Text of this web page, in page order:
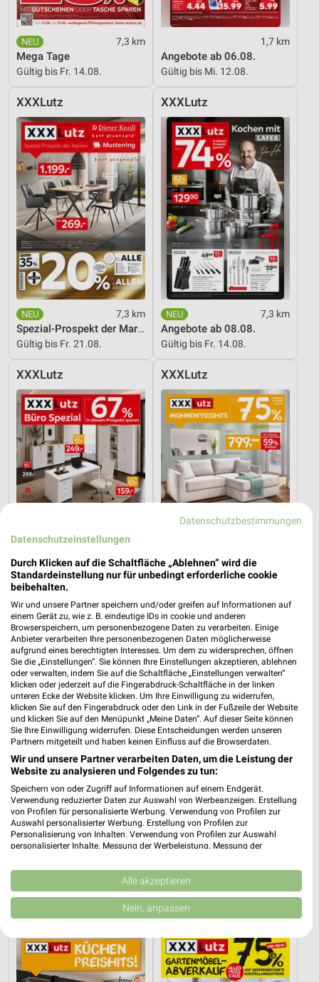
7,3 km
Mega Tage
Gültig bis Fr. 14.08.
1,7 km
Angebote ab 06.08.
Gültig bis Mi. 12.08.
XXXLutz
7,3 km
Spezial-Prospekt der Marken
Gültig bis Fr. 21.08.
XXXLutz
7,3 km
Angebote ab 08.08.
Gültig bis Fr. 14.08.
XXXLutz
Büro Spezial
Gültig bis Fr. 14.08.
XXXLutz
Wohnenpreishits
Gültig bis Fr. 14.08.
XXXLutz
Angebote ab 08.08.
Opti Wohnwelt
Küchentrends
Gültig bis Mi. 30.09.
XXXLutz XXXLutz
Datenschutzbestimmungen
Datenschutzeinstellungen
Durch Klicken auf die Schaltfläche „Ablehnen“ wird die
Standardeinstellung nur für unbedingt erforderliche cookie
beibehalten.
Wir und unsere Partner speichern und/oder greifen auf Informationen auf
einem Gerät zu, wie z. B. eindeutige IDs in cookie und anderen
Browserspeichern, um personenbezogene Daten zu verarbeiten. Einige
Anbieter verarbeiten Ihre personenbezogenen Daten möglicherweise
aufgrund eines berechtigten Interesses. Um dem zu widersprechen, öffnen
Sie die „Einstellungen“. Sie können Ihre Einstellungen akzeptieren, ablehnen
oder verwalten, indem Sie auf die Schaltfläche „Einstellungen verwalten“
klicken oder jederzeit auf die Fingerabdruck-Schaltfläche in der linken
unteren Ecke der Website klicken. Um Ihre Einwilligung zu widerrufen,
klicken Sie auf den Fingerabdruck oder den Link in der Fußzeile der Website
und klicken Sie auf den Menüpunkt „Meine Daten“. Auf dieser Seite können
Sie Ihre Einwilligung widerrufen. Diese Entscheidungen werden unseren
Partnern mitgeteilt und haben keinen Einfluss auf die Browserdaten.
Wir und unsere Partner verarbeiten Daten, um die Leistung der
Website zu analysieren und Folgendes zu tun:
Speichern von oder Zugriff auf Informationen auf einem Endgerät.
Verwendung reduzierter Daten zur Auswahl von Werbeanzeigen. Erstellung
von Profilen für personalisierte Werbung. Verwendung von Profilen zur
Auswahl personalisierter Werbung. Erstellung von Profilen zur
Personalisierung von Inhalten. Verwendung von Profilen zur Auswahl
personalisierter Inhalte. Messung der Werbeleistung. Messung der
Kombinationen von Daten aus verschiedenen Quellen. Entwicklung und
Verbesserung der Angebote. Verwendung reduzierter Daten zur Auswahl
von Inhalten.
Daten können außerhalb der Europäischen Union weitergegeben und in die
Website/App.
Partnerliste anzeigen (1 IAB-Anbieter)
Wir nutzen Ihre Daten für folgende Zwecke:
Alle akzeptieren
Nein, anpassen